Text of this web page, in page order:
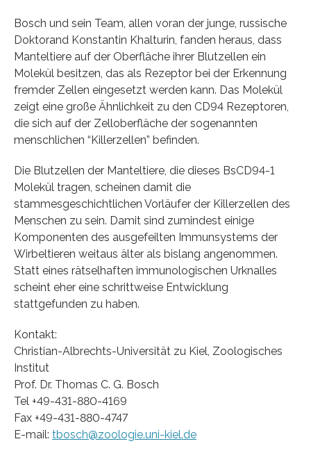
Bosch und sein Team, allen voran der junge, russische
Doktorand Konstantin Khalturin, fanden heraus, dass
Manteltiere auf der Oberfläche ihrer Blutzellen ein
Molekül besitzen, das als Rezeptor bei der Erkennung
fremder Zellen eingesetzt werden kann. Das Molekül
zeigt eine große Ähnlichkeit zu den CD94 Rezeptoren,
die sich auf der Zelloberfläche der sogenannten
menschlichen “Killerzellen” befinden.
Die Blutzellen der Manteltiere, die dieses BsCD94-1
Molekül tragen, scheinen damit die
stammesgeschichtlichen Vorläufer der Killerzellen des
Menschen zu sein. Damit sind zumindest einige
Komponenten des ausgefeilten Immunsystems der
Wirbeltieren weitaus älter als bislang angenommen.
Statt eines rätselhaften immunologischen Urknalles
scheint eher eine schrittweise Entwicklung
stattgefunden zu haben.
Kontakt:
Christian-Albrechts-Universität zu Kiel, Zoologisches
Institut
Prof. Dr. Thomas C. G. Bosch
Tel +49-431-880-4169
Fax +49-431-880-4747
E-mail: tbosch@zoologie.uni-kiel.de